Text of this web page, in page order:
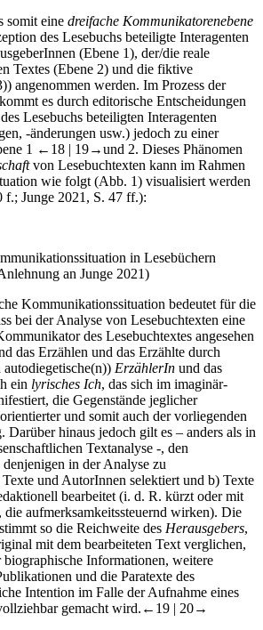
somit eine dreifache Kommunikatorenebene
des Lesebuchs beteiligte Interagenten
(Ebene 1), der/die reale
Textes (Ebene 2) und die fiktive
angenommen werden. Im Prozess der
es durch editorische Entscheidungen
Lesebuchs beteiligten Interagenten
-änderungen usw.) jedoch zu einer
1 ←18 | 19→und 2. Dieses Phänomen
von Lesebuchtexten kann im Rahmen
wie folgt (Abb. 1) visualisiert werden
f.; Junge 2021, S. 47 ff.):
in Lesebüchern
an Junge 2021)
Kommunikationssituation bedeutet für die
bei der Analyse von Lesebuchtexten eine
des Lesebuchtextes angesehen
das Erzählen und das Erzählte durch
ErzählerIn und das
ein lyrisches Ich, das sich im imaginär-
die Gegenstände jeglicher
und somit auch der vorliegenden
Darüber hinaus jedoch gilt es – anders als in
Textanalyse -, den
in der Analyse zu
und AutorInnen selektiert und b) Texte
bearbeitet (i. d. R. kürzt oder mit
die aufmerksamkeitssteuernd wirken). Die
so die Reichweite des Herausgebers,
mit dem bearbeiteten Text verglichen,
Informationen, weitere
und die Paratexte des
Intention im Falle der Aufnahme eines
gemacht wird. ←19 | 20→